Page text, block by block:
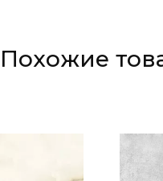
Похожие